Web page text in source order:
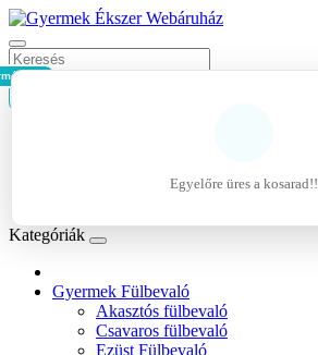
- 0Ft
Egyelőre üres a kosarad!!
Kategóriák
Gyermek Fülbevaló
Akasztós fülbevaló
Csavaros fülbevaló
Ezüst Fülbevaló